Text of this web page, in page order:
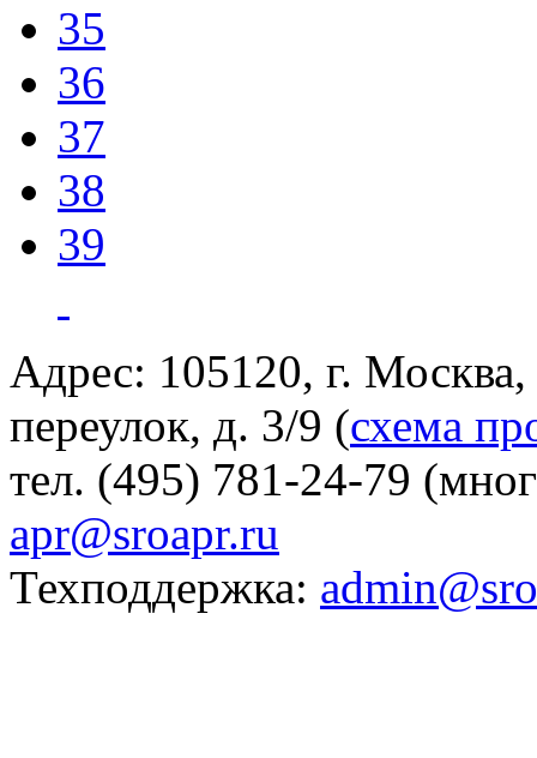
35
36
37
38
39
Адрес: 105120, г.
переулок, д. 3/9 (схема
тел. (495) 781-24-79
apr@sroapr.ru
Техподдержка: